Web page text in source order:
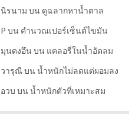
นิรนาม บน ดูฉลากหาน้ำตาล
P บน คำนวณเปอร์เซ็นต์ไขมัน
มุนดงอึน บน แคลอรี่ในน้ำอัดลม
วารุณีบน น้ำหนักไม่ลดแต่ผอมลง
อวบ บน น้ำหนักตัวที่เหมาะสม